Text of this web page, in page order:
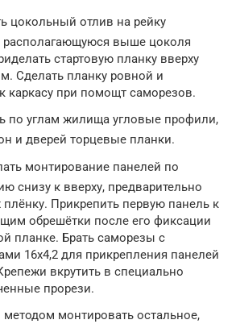
цокольный отлив на рейку
располагающуюся выше цоколя
стартовую планку вверху
Сделать планку ровной и
каркасу при помощт саморезов.
по углам жилища угловые профили,
и дверей торцевые планки.
монтирование панелей по
снизу к вверху, предварительно
плёнку. Прикрепить первую панель к
обрешётки после его фиксации
планке. Брать саморезы с
16х4,2 для прикрепления панелей
вкрутить в специально
прорези.
монтировать остальное,